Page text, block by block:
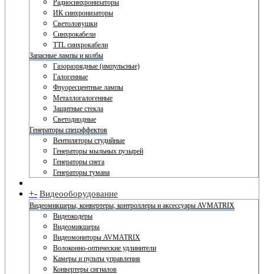
Радиосинхронизаторы
ИК синхронизаторы
Светоловушки
Синхрокабели
TTL синхрокабели
Запасные лампы и колбы
Газоразрядные (импульсные)
Галогенные
Флуоресцентные лампы
Металлогалогенные
Защитные стекла
Светодиодные
Генераторы спецэффектов
Вентиляторы студийные
Генераторы мыльных пузырей
Генераторы снега
Генераторы тумана
+- Видеооборудование
Видеомикшеры, конвертеры, контроллеры и аксессуары AVMATRIX
Видеокодеры
Видеомикшеры
Видеомониторы AVMATRIX
Волоконно-оптические удлинители
Камеры и пульты управления
Конвертеры сигналов